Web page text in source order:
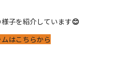
子を紹介しています😊
はこちらから